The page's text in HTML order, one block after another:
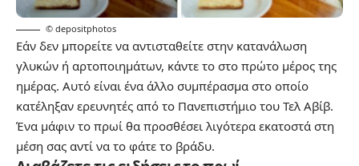
© depositphotos
Εάν δεν μπορείτε να αντισταθείτε στην κατανάλωση
γλυκών ή αρτοποιημάτων, κάντε το στο πρώτο μέρος της
ημέρας. Αυτό είναι ένα άλλο συμπέρασμα στο οποίο
κατέληξαν ερευνητές από το Πανεπιστήμιο του Τελ Αβίβ.
Ένα μάφιν το πρωί θα προσθέσει λιγότερα εκατοστά στη
μέση σας αντί να το φάτε το βράδυ.